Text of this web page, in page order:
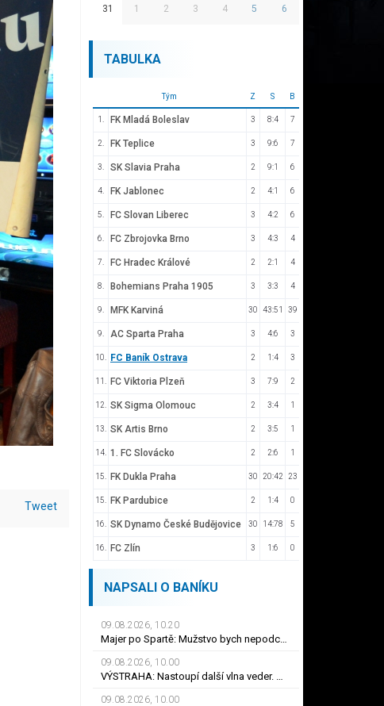
Tweet
31 1 2 3 4 5 6
TABULKA
Tým Z S B
1. FK Mladá Boleslav 3 8:4 7
2. FK Teplice 3 9:6 7
3. SK Slavia Praha 2 9:1 6
4. FK Jablonec 2 4:1 6
5. FC Slovan Liberec 3 4:2 6
6. FC Zbrojovka Brno 3 4:3 4
7. FC Hradec Králové 2 2:1 4
8. Bohemians Praha 1905 3 3:3 4
9. MFK Karviná 30 43:51 39
9. AC Sparta Praha 3 4:6 3
10. FC Baník Ostrava 2 1:4 3
11. FC Viktoria Plzeň 3 7:9 2
12. SK Sigma Olomouc 2 3:4 1
13. SK Artis Brno 2 3:5 1
14. 1. FC Slovácko 2 2:6 1
15. FK Dukla Praha 30 20:42 23
15. FK Pardubice 2 1:4 0
16. SK Dynamo České Budějovice 30 14:78 5
16. FC Zlín 3 1:6 0
NAPSALI O BANÍKU
09.08.2026, 10.20
Majer po Spartě: Mužstvo bych nepodceňoval! Byl přísný na hrdinu zápasu
09.08.2026, 10.00
VÝSTRAHA: Nastoupí další vlna veder. Meteorologové mají ale i dobrou zprávu
09.08.2026, 10.00